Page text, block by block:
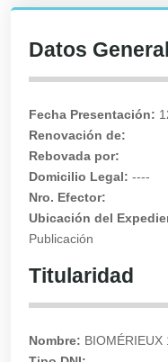
Datos
Fecha Presentación:
Renovación de:
Rebovada por:
Domicilio Legal: ----
Nro. Efector:
Ubicación del
Publicación
Titularidad
Nombre: BIOMÉRIEUX